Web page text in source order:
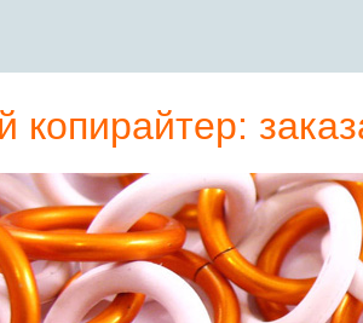
копирайтер:
статьи,